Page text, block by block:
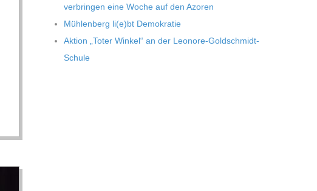
ver­brin­gen eine Woche auf den Azoren
Müh­len­berg li(e)bt Demokratie
Aktion „Toter Win­kel“ an der Leonore-Goldschmidt-
Schule